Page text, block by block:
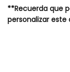
**Recuerda que
personalizar